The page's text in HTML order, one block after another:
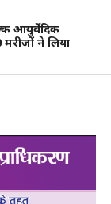
आयुर्वेदिक
ने लिया